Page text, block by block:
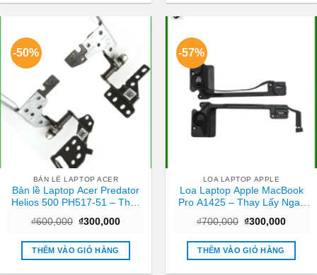
-50%
BẢN LỀ LAPTOP ACER
Bản lề Laptop Acer Predator
Helios 500 PH517-51 – Thay
₫600,000 Giá
là:
₫600,000.
₫300,000Giá
tại
₫300,000.
THÊM VÀO GIỎ HÀNG
-57%
LOA LAPTOP APPLE
Loa Laptop Apple MacBook
Pro A1425 – Thay Lấy Ngay
₫700,000 Giá
là:
₫700,000.
₫300,000Giá
tại
THÊM VÀO GIỎ HÀNG